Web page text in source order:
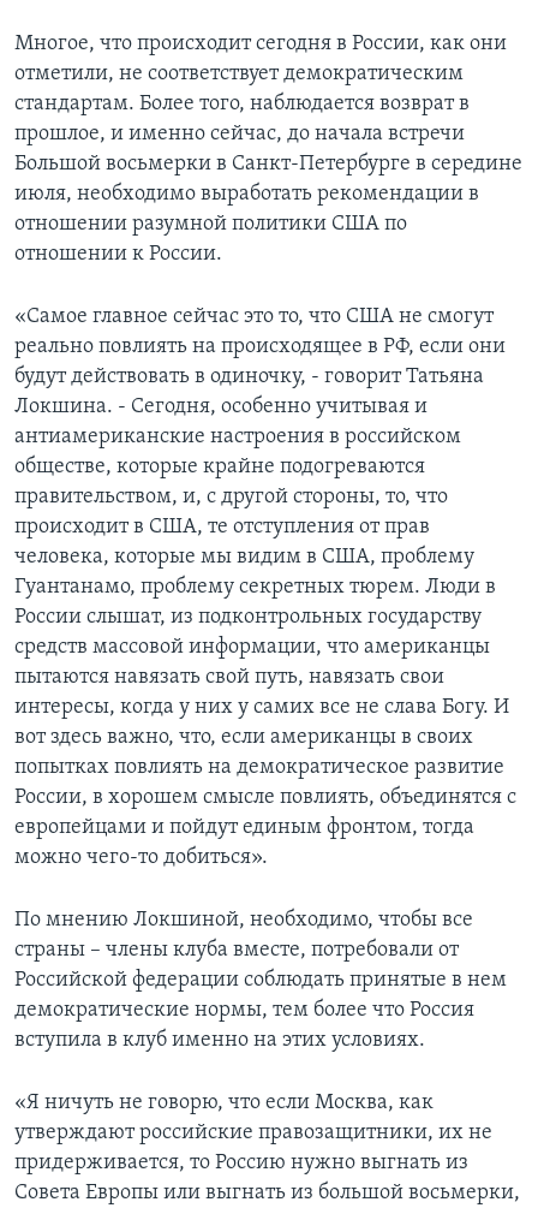
Многое, что происходит сегодня в России, как они
отметили, не соответствует демократическим
стандартам. Более того, наблюдается возврат в
прошлое, и именно сейчас, до начала встречи
Большой восьмерки в Санкт-Петербурге в середине
июля, необходимо выработать рекомендации в
отношении разумной политики США по
отношении к России.
«Самое главное сейчас это то, что США не смогут
реально повлиять на происходящее в РФ, если они
будут действовать в одиночку, - говорит Татьяна
Локшина. - Сегодня, особенно учитывая и
антиамериканские настроения в российском
обществе, которые крайне подогреваются
правительством, и, с другой стороны, то, что
происходит в США, те отступления от прав
человека, которые мы видим в США, проблему
Гуантанамо, проблему секретных тюрем. Люди в
России слышат, из подконтрольных государству
средств массовой информации, что американцы
пытаются навязать свой путь, навязать свои
интересы, когда у них у самих все не слава Богу. И
вот здесь важно, что, если американцы в своих
попытках повлиять на демократическое развитие
России, в хорошем смысле повлиять, объединятся с
европейцами и пойдут единым фронтом, тогда
можно чего-то добиться».
По мнению Локшиной, необходимо, чтобы все
страны – члены клуба вместе, потребовали от
Российской федерации соблюдать принятые в нем
демократические нормы, тем более что Россия
вступила в клуб именно на этих условиях.
«Я ничуть не говорю, что если Москва, как
утверждают российские правозащитники, их не
придерживается, то Россию нужно выгнать из
Совета Европы или выгнать из большой восьмерки,